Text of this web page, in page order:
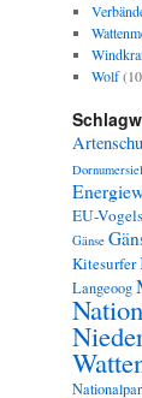
Wolf
Dornumersiel
EU-
Gänse
Kitesurfer
Langeoog